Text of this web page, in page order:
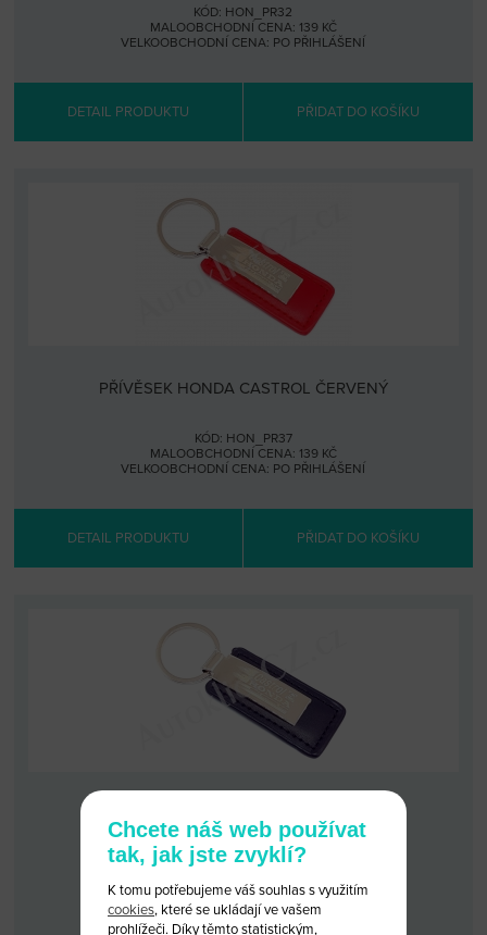
KÓD: HON_PR32
MALOOBCHODNÍ CENA: 139 KČ
VELKOOBCHODNÍ CENA: PO PŘIHLÁŠENÍ
DETAIL PRODUKTU PŘIDAT DO KOŠÍKU
PŘÍVĚSEK HONDA CASTROL ČERVENÝ
KÓD: HON_PR37
MALOOBCHODNÍ CENA: 139 KČ
VELKOOBCHODNÍ CENA: PO PŘIHLÁŠENÍ
DETAIL PRODUKTU PŘIDAT DO KOŠÍKU
KÓD: HON_PR38
VELKOOBCHODNÍ CENA:PO PŘIHLÁŠENÍ
Chcete náš web používat
tak, jak jste zvyklí?
K tomu potřebujeme váš souhlas s využitím
cookies, které se ukládají ve vašem
prohlížeči. Díky těmto statistickým,